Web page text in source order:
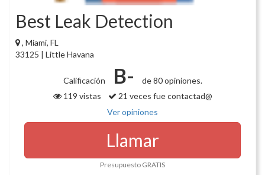
Best Leak Detection
, Miami, FL
33125 | Little Havana
Calificación B-
de 80 opiniones.
119 vistas
21 veces fue contactad@
Ver opiniones
Llamar
Presupuesto GRATIS